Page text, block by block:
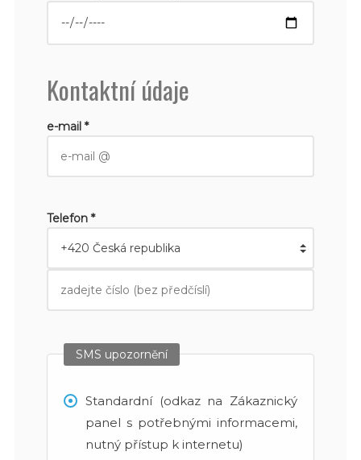
Kontaktní údaje
e-mail *
Telefon *
SMS upozornění
Standardní (odkaz na Zákaznický
panel s potřebnými informacemi,
nutný přístup k internetu)